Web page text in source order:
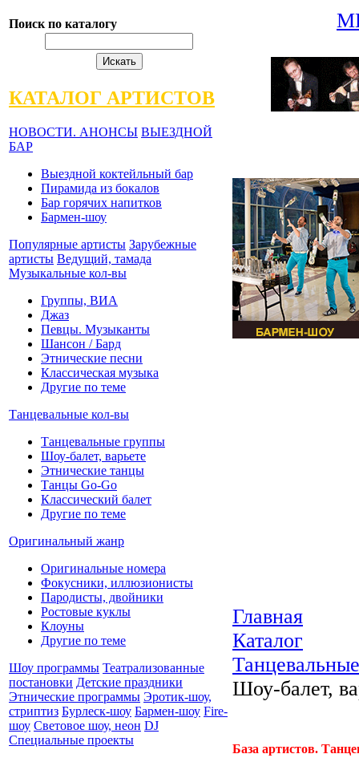
Поиск по каталогу
КАТАЛОГ АРТИСТОВ
НОВОСТИ. АНОНСЫ ВЫЕЗДНОЙ
БАР
Выездной коктейльный бар
Пирамида из бокалов
Бар горячих напитков
Бармен-шоу
Популярные артисты Зарубежные
артисты Ведущий, тамада
Музыкальные кол-вы
Группы, ВИА
Джаз
Певцы. Музыканты
Шансон / Бард
Этнические песни
Классическая музыка
Другие по теме
Танцевальные кол-вы
Танцевальные группы
Шоу-балет, варьете
Этнические танцы
Танцы Go-Go
Классический балет
Другие по теме
Оригинальный жанр
Оригинальные номера
Фокусники, иллюзионисты
Пародисты, двойники
Ростовые куклы
Клоуны
Другие по теме
Шоу программы Театрализованные
постановки Детские праздники
Этнические программы Эротик-шоу,
стриптиз Бурлеск-шоу Бармен-шоу Fire-
шоу Световое шоу, неон DJ
Специальные проекты
Главная
Каталог
Шоу-балет,
База артистов.